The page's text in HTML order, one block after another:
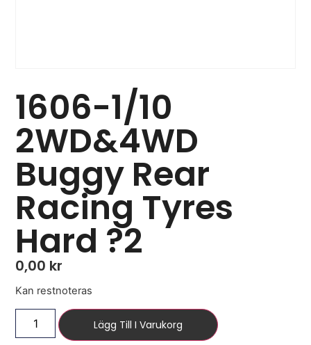
1606-1/10
2WD&4WD
Buggy Rear
Racing Tyres
Hard ?2
0,00 kr
Kan restnoteras
Lägg Till I Varukorg